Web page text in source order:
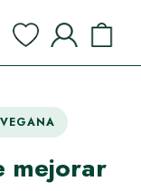
mejorar